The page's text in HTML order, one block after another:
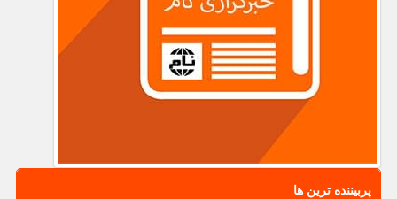
پربیننده ترین ها